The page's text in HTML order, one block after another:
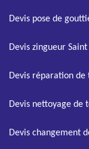
Devis pose de
Devis zingueur
Devis réparation de
Devis nettoyage de
Devis changement